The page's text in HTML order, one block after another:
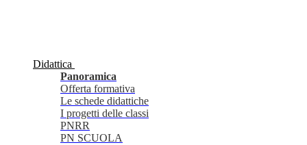
Didattica
Panoramica
Offerta formativa
Le schede didattiche
I progetti delle classi
PNRR
PN SCUOLA